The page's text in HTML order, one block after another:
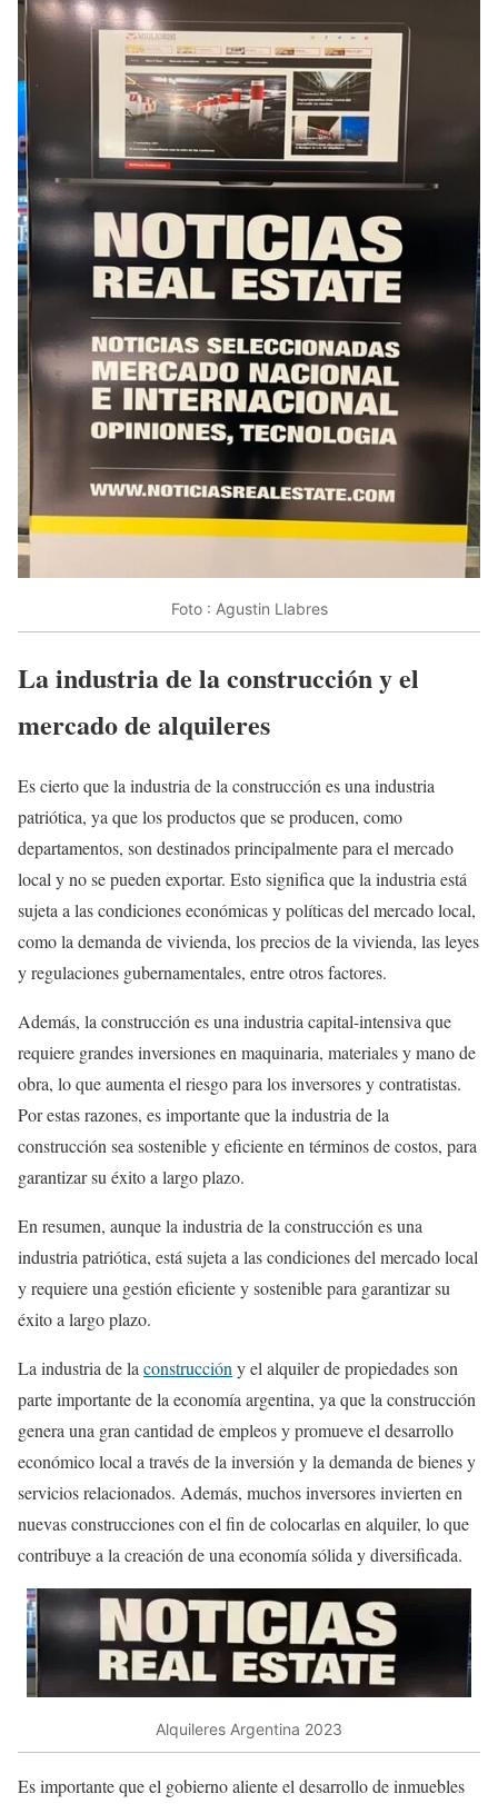
Foto : Agustin Llabres
La industria de la construcción y el
mercado de alquileres
Es cierto que la industria de la construcción es una industria
patriótica, ya que los productos que se producen, como
departamentos, son destinados principalmente para el mercado
local y no se pueden exportar. Esto significa que la industria está
sujeta a las condiciones económicas y políticas del mercado local,
como la demanda de vivienda, los precios de la vivienda, las leyes
y regulaciones gubernamentales, entre otros factores.
Además, la construcción es una industria capital-intensiva que
requiere grandes inversiones en maquinaria, materiales y mano de
obra, lo que aumenta el riesgo para los inversores y contratistas.
Por estas razones, es importante que la industria de la
construcción sea sostenible y eficiente en términos de costos, para
garantizar su éxito a largo plazo.
En resumen, aunque la industria de la construcción es una
industria patriótica, está sujeta a las condiciones del mercado local
y requiere una gestión eficiente y sostenible para garantizar su
éxito a largo plazo.
La industria de laconstruccióny el alquiler de propiedades son
parte importante de la economía argentina, ya que la construcción
genera una gran cantidad de empleos y promueve el desarrollo
económico local a través de la inversión y la demanda de bienes y
servicios relacionados. Además, muchos inversores invierten en
nuevas construcciones con el fin de colocarlas en alquiler, lo que
contribuye a la creación de una economía sólida y diversificada.
Alquileres Argentina 2023
Es importante que el gobierno aliente el desarrollo de inmuebles